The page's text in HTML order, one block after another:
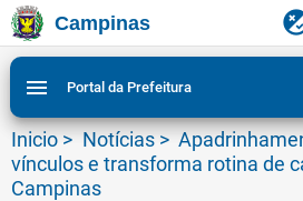
Ir para conteudo
Ir para menu do site da
Ligar/Desligar contraste
acessibilidade
Campinas
menu Portal da Prefeitura
Inicio > Notícias>
vínculos e transforma rotina de
Campinas